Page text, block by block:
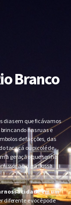
Branco
dias em que ficávamos
nas ruas e
de facções, das
tacacá ou picolé de
geração que sonha
aqui na nossa
nossa cidade em um
diferente e você pode